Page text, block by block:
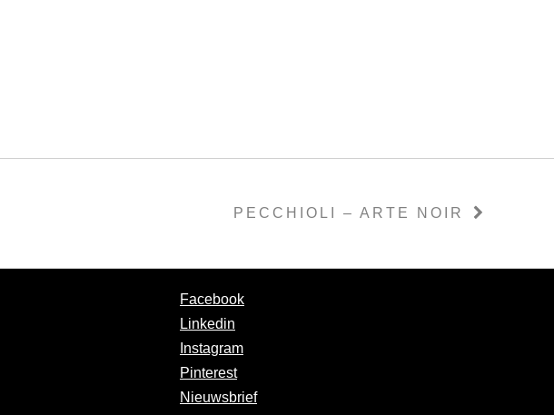
PECCHIOLI – ARTE NOIR
Facebook
Linkedin
Instagram
Pinterest
Nieuwsbrief